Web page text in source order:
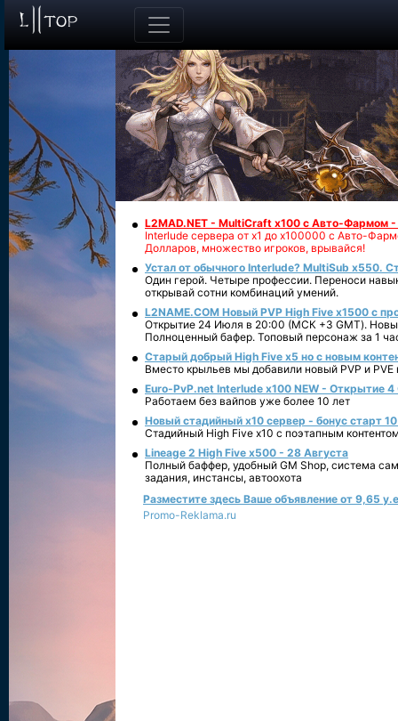
L2MAD.NET - MultiCraft x100 с Авто-Фармом
Interlude сервера от х1 до х100000 с Авто-
Долларов, множество игроков, врывайся!
Устал от обычного Interlude? MultiSub x550.
Один герой. Четыре профессии. Переноси
открывай сотни комбинаций умений.
L2NAME.COM Новый PVP High Five x1500 с
Открытие 24 Июля в 20:00 (МСК +3 GMT).
Полноценный бафер. Топовый персонаж за 1
Старый добрый High Five x5 но с новым
Вместо крыльев мы добавили новый PVP и PVE
Euro-PvP.net Interlude х100 NEW - Открытие 4
Работаем без вайпов уже более 10 лет
Новый стадийный х10 сервер - бонус старт
Стадийный High Five x10 с поэтапным
Lineage 2 High Five x500 - 28 Августа
Полный баффер, удобный GM Shop, система
задания, инстансы, автоохота
Разместите здесь Ваше объявление от 9,65
Promo-Reklama.ru